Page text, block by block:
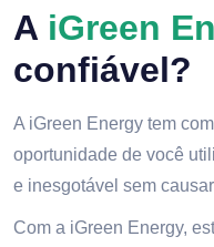
A iGreen
confiável?
A iGreen Energy tem
oportunidade de você
e inesgotável sem
Com a iGreen Energy,